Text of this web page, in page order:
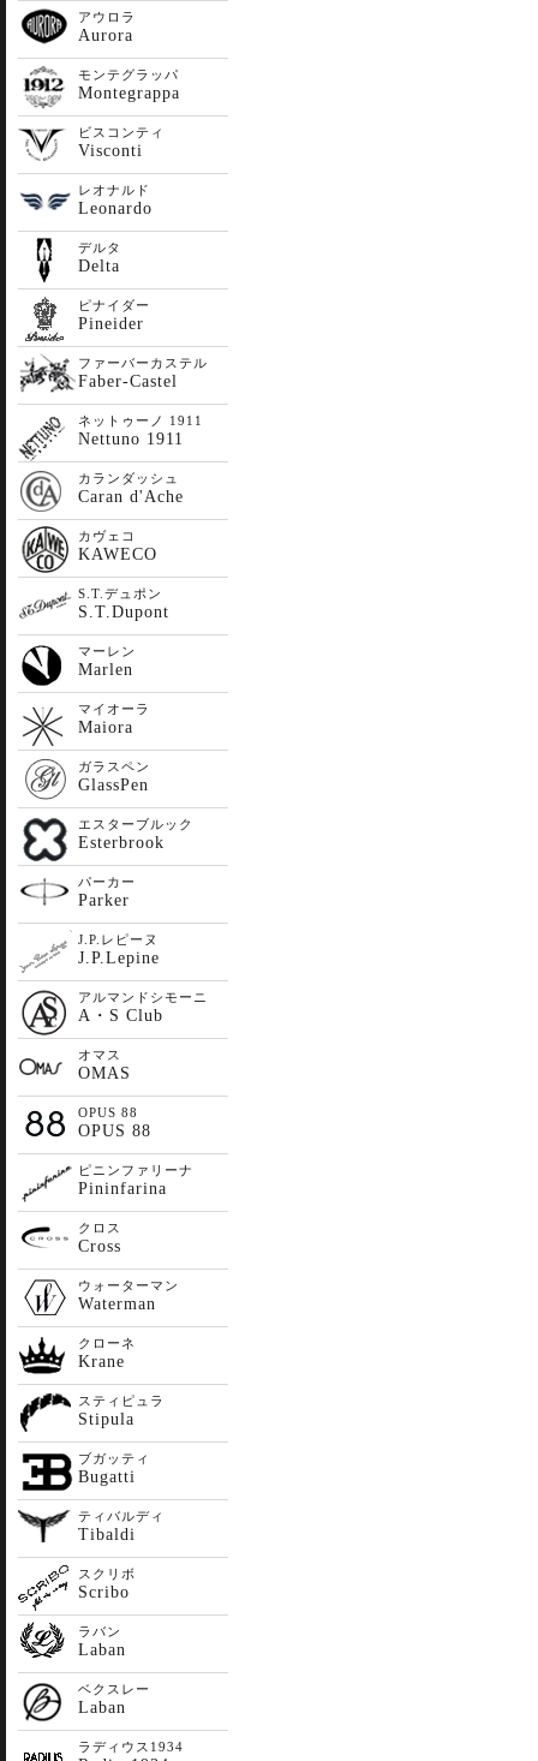
アウロラ
Aurora
モンテグラッパ
Montegrappa
ビスコンティ
Visconti
レオナルド
Leonardo
デルタ
Delta
ピナイダー
Pineider
ファーバーカステル
Faber-Castel
ネットゥーノ 1911
Nettuno 1911
カランダッシュ
Caran d'Ache
カヴェコ
KAWECO
S.T.デュポン
S.T.Dupont
マーレン
Marlen
マイオーラ
Maiora
ガラスペン
GlassPen
エスターブルック
Esterbrook
パーカー
Parker
J.P.レピーヌ
J.P.Lepine
アルマンドシモーニ
A・S Club
オマス
OMAS
OPUS 88
OPUS 88
ピニンファリーナ
Pininfarina
クロス
Cross
ウォーターマン
Waterman
クローネ
Krane
スティピュラ
Stipula
ブガッティ
Bugatti
ティバルディ
Tibaldi
スクリボ
Scribo
ラバン
Laban
ベクスレー
Laban
ラディウス1934